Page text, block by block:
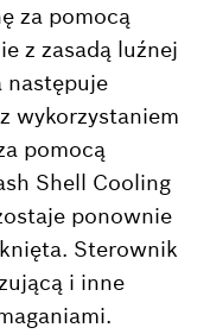
za pomocą
z zasadą luźnej
następuje
wykorzystaniem
pomocą
Shell Cooling
ponownie
Sterownik
i inne